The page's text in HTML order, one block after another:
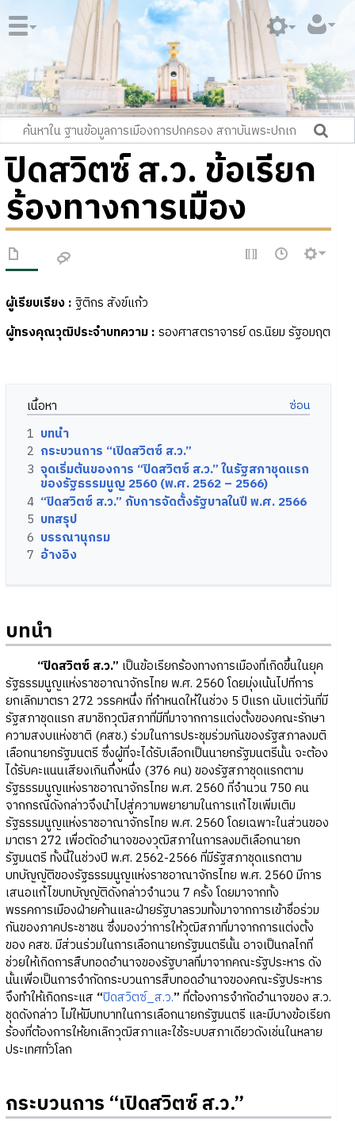
ปิดสวิตซ์ ส.ว. ข้อเรียก
ร้องทางการเมือง
ผู้เรียบเรียง : ฐิติกร สังข์แก้ว
ผู้ทรงคุณวุฒิประจำบทความ : รองศาสตราจารย์ ดร.นิยม รัฐอมฤต
เนื้อหา
1 บทนำ
2 กระบวนการ “เปิดสวิตซ์ ส.ว.”
3 จุดเริ่มต้นของการ “ปิดสวิตซ์ ส.ว.” ในรัฐสภาชุดแรก
ของรัฐธรรมนูญ 2560 (พ.ศ. 2562 – 2566)
4 “ปิดสวิตซ์ ส.ว.” กับการจัดตั้งรัฐบาลในปี พ.ศ. 2566
5 บทสรุป
6 บรรณานุกรม
7 อ้างอิง
บทนำ
“ปิดสวิตซ์ ส.ว.” เป็นข้อเรียกร้องทางการเมืองที่เกิดขึ้นในยุค
รัฐธรรมนูญแห่งราชอาณาจักรไทย พ.ศ. 2560 โดยมุ่งเน้นไปที่การ
ยกเลิกมาตรา 272 วรรคหนึ่ง ที่กำหนดให้ในช่วง 5 ปีแรก นับแต่วันที่มี
รัฐสภาชุดแรก สมาชิกวุฒิสภาที่มีที่มาจากการแต่งตั้งของคณะรักษา
ความสงบแห่งชาติ (คสช.) ร่วมในการประชุมร่วมกันของรัฐสภาลงมติ
เลือกนายกรัฐมนตรี ซึ่งผู้ที่จะได้รับเลือกเป็นนายกรัฐมนตรีนั้น จะต้อง
ได้รับคะแนนเสียงเกินกึ่งหนึ่ง (376 คน) ของรัฐสภาชุดแรกตาม
รัฐธรรมนูญแห่งราชอาณาจักรไทย พ.ศ. 2560 ที่จำนวน 750 คน
จากกรณีดังกล่าวจึงนำไปสู่ความพยายามในการแก้ไขเพิ่มเติม
รัฐธรรมนูญแห่งราชอาณาจักรไทย พ.ศ. 2560 โดยเฉพาะในส่วนของ
มาตรา 272 เพื่อตัดอำนาจของวุฒิสภาในการลงมติเลือกนายก
รัฐมนตรี ทั้งนี้ในช่วงปี พ.ศ. 2562-2566 ที่มีรัฐสภาชุดแรกตาม
บทบัญญัติของรัฐธรรมนูญแห่งราชอาณาจักรไทย พ.ศ. 2560 มีการ
เสนอแก้ไขบทบัญญัติดังกล่าวจำนวน 7 ครั้ง โดยมาจากทั้ง
พรรคการเมืองฝ่ายค้านและฝ่ายรัฐบาลรวมทั้งมาจากการเข้าชื่อร่วม
กันของภาคประชาชน ซึ่งมองว่าการให้วุฒิสภาที่มาจากการแต่งตั้ง
ของ คสช. มีส่วนร่วมในการเลือกนายกรัฐมนตรีนั้น อาจเป็นกลไกที่
ช่วยให้เกิดการสืบทอดอำนาจของรัฐบาลที่มาจากคณะรัฐประหาร ดัง
นั้นเพื่อเป็นการจำกัดกระบวนการสืบทอดอำนาจของคณะรัฐประหาร
จึงทำให้เกิดกระแส “ปิดสวิตซ์_ส.ว.” ที่ต้องการจำกัดอำนาจของ ส.ว.
ชุดดังกล่าว ไม่ให้มีบทบาทในการเลือกนายกรัฐมนตรี และมีบางข้อเรียก
ร้องที่ต้องการให้ยกเลิกวุฒิสภาและใช้ระบบสภาเดียวดังเช่นในหลาย
ประเทศทั่วโลก
กระบวนการ “เปิดสวิตซ์ ส.ว.”